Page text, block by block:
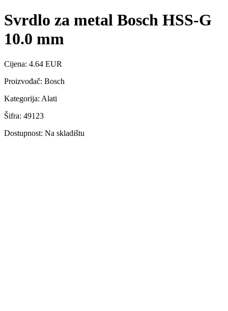
Svrdlo za metal Bosch HSS-G
10.0 mm
Cijena: 4.64 EUR
Proizvođač: Bosch
Kategorija: Alati
Šifra: 49123
Dostupnost: Na skladištu